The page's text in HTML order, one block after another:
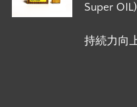
Super
持続力向